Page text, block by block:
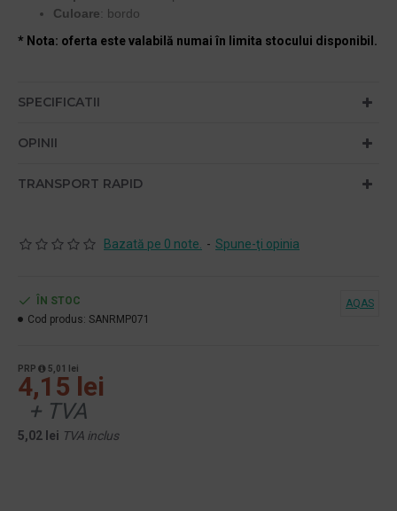
Culoare: bordo
* Nota: oferta este valabilă numai în limita stocului disponibil.
SPECIFICATII
OPINII
TRANSPORT RAPID
Bazată pe 0 note. - Spune-ţi opinia
PRP 5,01 lei
4,15 lei
+ TVA
5,02 lei TVA inclus
ÎN STOC
Cod produs: SANRMP071
AQAS